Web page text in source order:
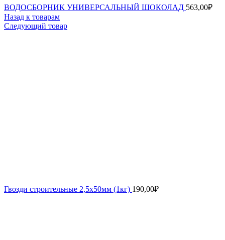
ВОДОСБОРНИК УНИВЕРСАЛЬНЫЙ ШОКОЛАД 563,00₽
Назад к товарам
Следующий товар
Гвозди строительные 2,5х50мм (1кг) 190,00₽